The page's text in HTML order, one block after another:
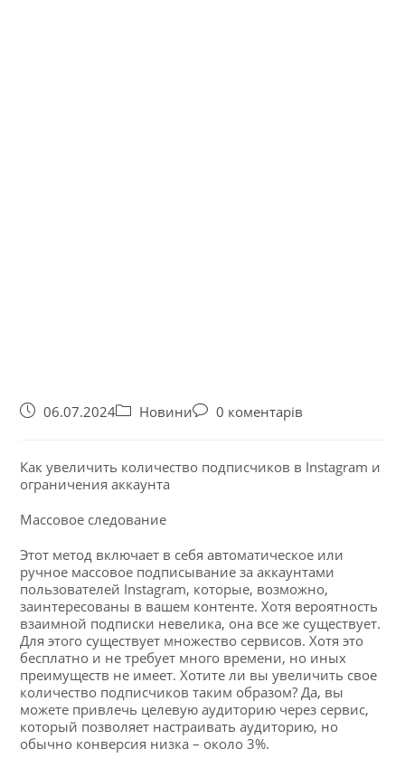
06.07.2024 Новини 0 коментарів
Как увеличить количество подписчиков в Instagram и
ограничения аккаунта
Массовое следование
Этот метод включает в себя автоматическое или
ручное массовое подписывание за аккаунтами
пользователей Instagram, которые, возможно,
заинтересованы в вашем контенте. Хотя вероятность
взаимной подписки невелика, она все же существует.
Для этого существует множество сервисов. Хотя это
бесплатно и не требует много времени, но иных
преимуществ не имеет. Хотите ли вы увеличить свое
количество подписчиков таким образом? Да, вы
можете привлечь целевую аудиторию через сервис,
который позволяет настраивать аудиторию, но
обычно конверсия низка – около 3%.